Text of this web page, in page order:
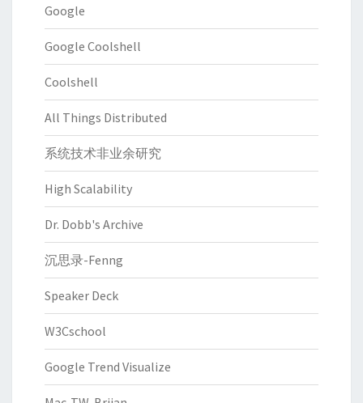
Google
Google Coolshell
Coolshell
All Things Distributed
系统技术非业余研究
High Scalability
Dr. Dobb's Archive
沉思录-Fenng
Speaker Deck
W3Cschool
Google Trend Visualize